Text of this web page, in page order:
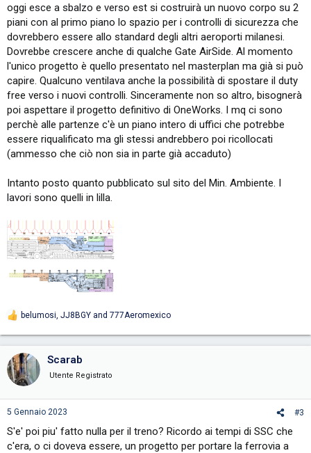
oggi esce a sbalzo e verso est si costruirà un nuovo corpo su 2
piani con al primo piano lo spazio per i controlli di sicurezza che
dovrebbero essere allo standard degli altri aeroporti milanesi.
Dovrebbe crescere anche di qualche Gate AirSide. Al momento
l'unico progetto è quello presentato nel masterplan ma già si può
capire. Qualcuno ventilava anche la possibilità di spostare il duty
free verso i nuovi controlli. Sinceramente non so altro, bisognerà
poi aspettare il progetto definitivo di OneWorks. I mq ci sono
perchè alle partenze c'è un piano intero di uffici che potrebbe
essere riqualificato ma gli stessi andrebbero poi ricollocati
(ammesso che ciò non sia in parte già accaduto)
Intanto posto quanto pubblicato sul sito del Min. Ambiente. I
lavori sono quelli in lilla.
R
t
i
n
s
belumosi, JJ8BGY and 777Aeromexico
Scarab
Utente Registrato
5 Gennaio 2023 #3
S'e' poi piu' fatto nulla per il treno? Ricordo ai tempi di SSC che
c'era, o ci doveva essere, un progetto per portare la ferrovia a